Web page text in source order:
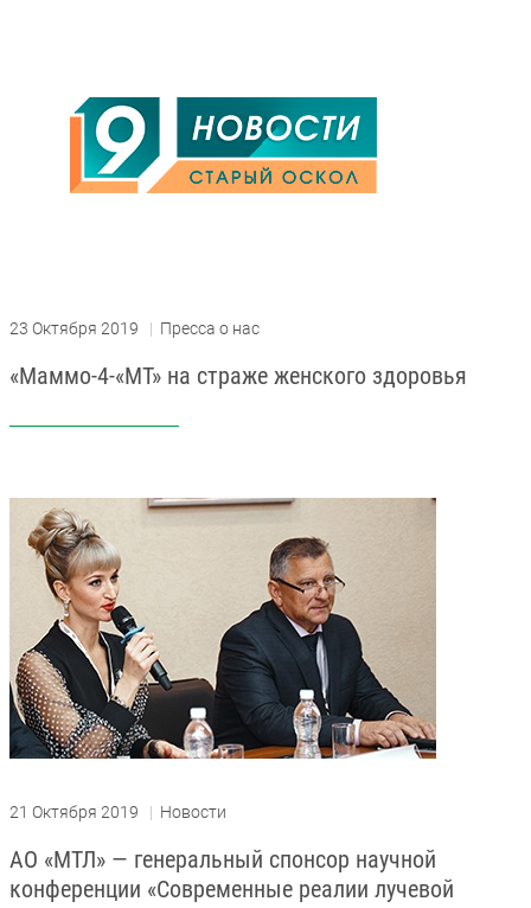
23 Октября 2019 | Пресса о нас
«Маммо-4-«МТ» на страже женского здоровья
21 Октября 2019 | Новости
АО «МТЛ» — генеральный спонсор научной
конференции «Современные реалии лучевой